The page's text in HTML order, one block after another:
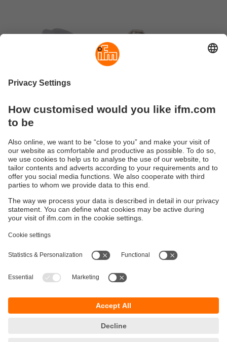
Retrouvez notre gamme complète decapteurs de
température.
Durabilité
Conditions générales de vente
Protection des données
Responsible Disclosure
ifm electronic ag
Suisse